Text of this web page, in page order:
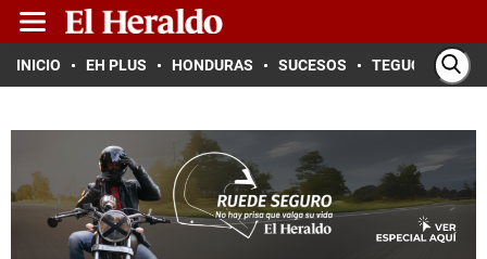
INICIO EH PLUS HONDURAS SUCESOS TEGUCIGALPA